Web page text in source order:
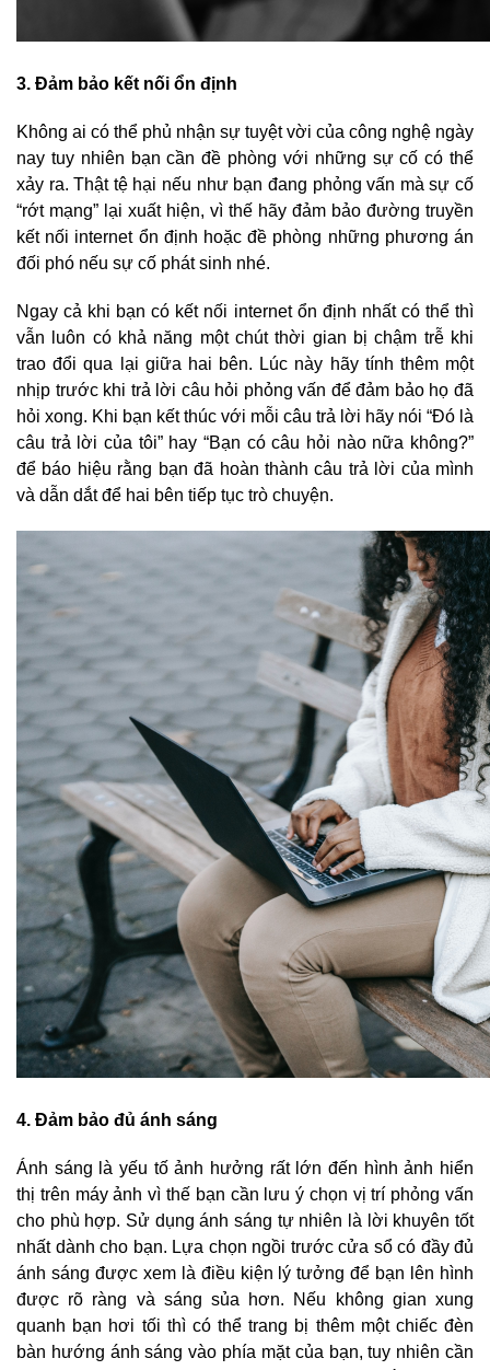
3. Đảm bảo kết nối ổn định
Không ai có thể phủ nhận sự tuyệt vời của công nghệ ngày
nay tuy nhiên bạn cần đề phòng với những sự cố có thể
xảy ra. Thật tệ hại nếu như bạn đang phỏng vấn mà sự cố
“rớt mạng” lại xuất hiện, vì thế hãy đảm bảo đường truyền
kết nối internet ổn định hoặc đề phòng những phương án
đối phó nếu sự cố phát sinh nhé.
Ngay cả khi bạn có kết nối internet ổn định nhất có thể thì
vẫn luôn có khả năng một chút thời gian bị chậm trễ khi
trao đổi qua lại giữa hai bên. Lúc này hãy tính thêm một
nhịp trước khi trả lời câu hỏi phỏng vấn để đảm bảo họ đã
hỏi xong. Khi bạn kết thúc với mỗi câu trả lời hãy nói “Đó là
câu trả lời của tôi” hay “Bạn có câu hỏi nào nữa không?”
để báo hiệu rằng bạn đã hoàn thành câu trả lời của mình
và dẫn dắt để hai bên tiếp tục trò chuyện.
4. Đảm bảo đủ ánh sáng
Ánh sáng là yếu tố ảnh hưởng rất lớn đến hình ảnh hiển
thị trên máy ảnh vì thế bạn cần lưu ý chọn vị trí phỏng vấn
cho phù hợp. Sử dụng ánh sáng tự nhiên là lời khuyên tốt
nhất dành cho bạn. Lựa chọn ngồi trước cửa sổ có đầy đủ
ánh sáng được xem là điều kiện lý tưởng để bạn lên hình
được rõ ràng và sáng sủa hơn. Nếu không gian xung
quanh bạn hơi tối thì có thể trang bị thêm một chiếc đèn
bàn hướng ánh sáng vào phía mặt của bạn, tuy nhiên cần